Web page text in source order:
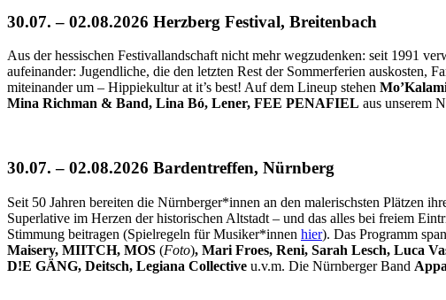
30.07. – 02.08.2026 Herzberg Festival, Breitenbach
Aus der hessischen Festivallandschaft nicht mehr wegzudenken: seit 1991
aufeinander: Jugendliche, die den letzten Rest der Sommerferien
miteinander um – Hippiekultur at it’s best! Auf dem Lineup stehen
Mina Richman & Band, Lina Bó, Lener, FEE PENAFIEL aus unserem
30.07. – 02.08.2026 Bardentreffen, Nürnberg
Seit 50 Jahren bereiten die Nürnberger*innen an den malerischsten Plätzen
Superlative im Herzen der historischen Altstadt – und das alles bei freiem
Stimmung beitragen (Spielregeln für Musiker*innen hier). Das Programm
Maisery, MIITCH, MOS (Foto), Mari Froes, Reni, Sarah Lesch, Luca
D!E GÄNG, Deitsch, Legiana Collective u.v.m. Die Nürnberger Band